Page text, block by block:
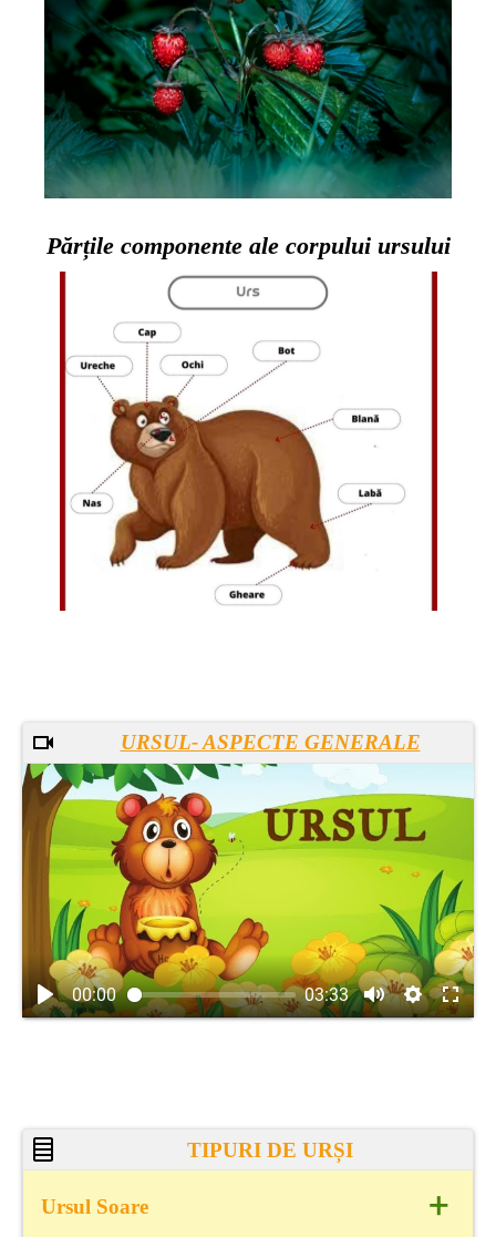
Părțile componente ale corpului ursului
URSUL- ASPECTE GENERALE
00:00 03:33
TIPURI DE URȘI
Ursul Soare +